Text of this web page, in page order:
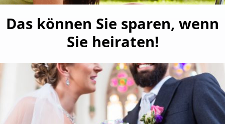
Das können Sie sparen, wenn
Sie heiraten!